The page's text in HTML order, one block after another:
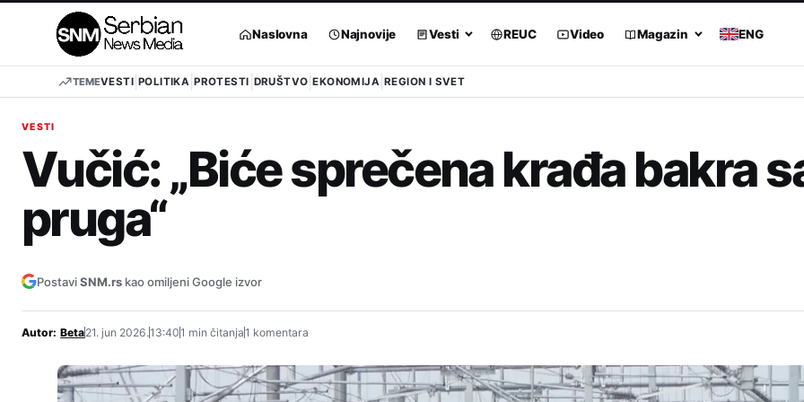
Naslovna Najnovije Vesti REUC Video Magazin ENG
TEMEVESTI POLITIKA PROTESTI DRUŠTVO EKONOMIJA REGION I SVET
VESTI
Vučić: „Biće sprečena krađa bakra
pruga“
PostaviSNM.rs kao omiljeni Google izvor
Autor: Beta21. jun 2026.13:401 min čitanja1 komentara